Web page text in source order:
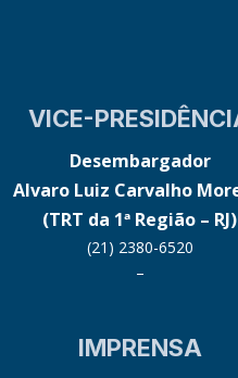
VICE-
Desembargador
Alvaro Luiz Carvalho
(TRT da 1ª Região – RJ)
(21) 2380-6520
–
IMPRENSA